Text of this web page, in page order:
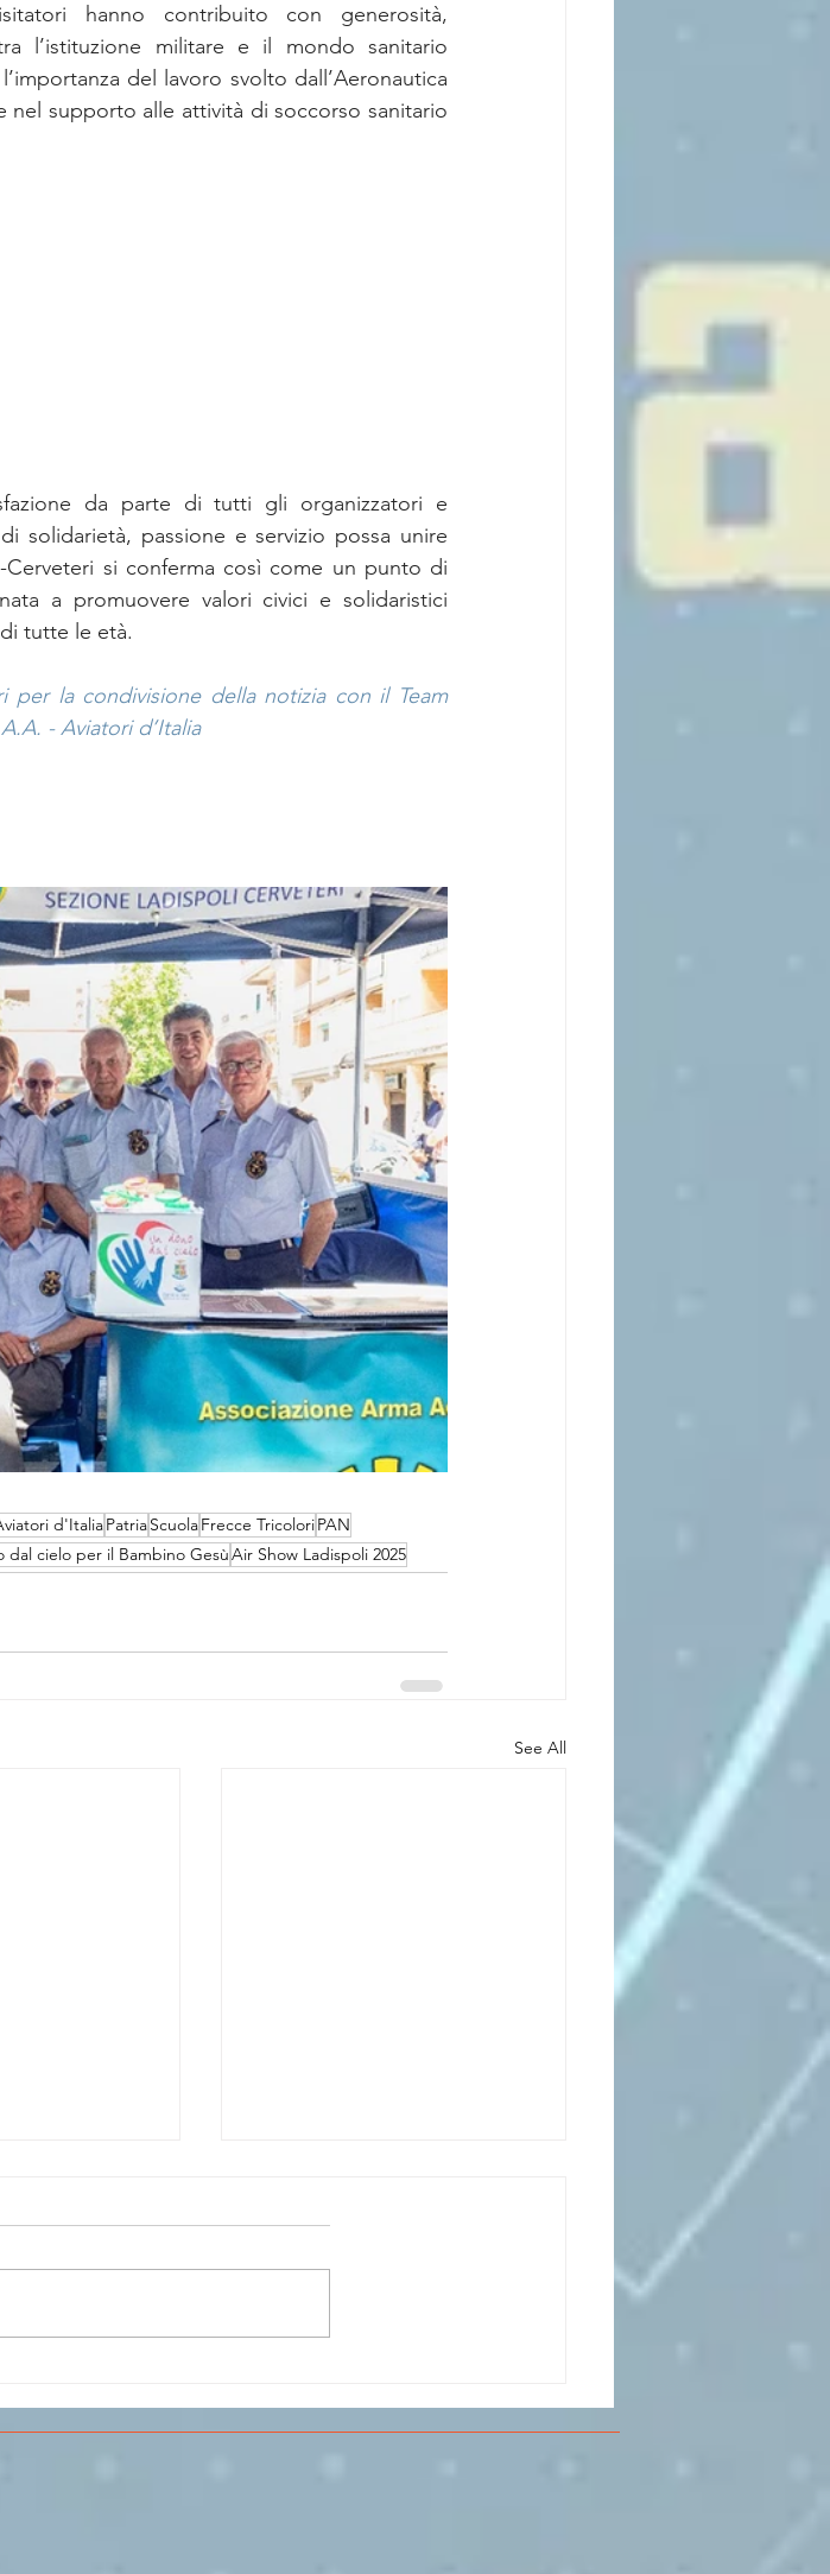
hanno contribuito con generosità,
l’istituzione militare e il mondo sanitario
del lavoro svolto dall’Aeronautica
supporto alle attività di soccorso sanitario
da parte di tutti gli organizzatori e
solidarietà, passione e servizio possa unire
si conferma così come un punto di
a promuovere valori civici e solidaristici
tutte le età.
per la condivisione della notizia con il Team
- Aviatori d’Italia
d'ItaliaPatriaScuolaFrecce TricoloriPAN
dal cielo per il Bambino GesùAir Show Ladispoli 2025
See All
il concorso
PARLARE DI
SPERIMENTAZIONE DI